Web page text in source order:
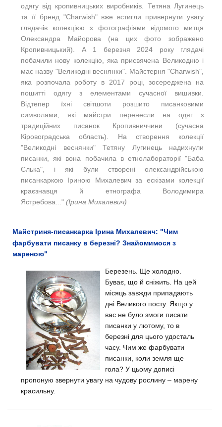
одягу від кропивницьких виробників. Тетяна Лугинець
та її бренд "Charwish" вже встигли привернути увагу
глядачів колекцією з фотографіями відомого митця
Олександра Майорова (на цих фото зображено
Кропивницький). А 1 березня 2024 року глядачі
побачили нову колекцію, яка присвячена Великодню і
має назву "Великодні веснянки". Майстерня "Charwish",
яка розпочала роботу в 2017 році, зосереджена на
пошитті одягу з елементами сучасної вишивки.
Відтепер їхні світшоти розшито писанковими
символами, які майстри перенесли на одяг з
традиційних писанок Кропивниччини (сучасна
Кіровоградська область). На створення колекції
"Великодні веснянки" Тетяну Лугинець надихнули
писанки, які вона побачила в етнолабораторії "Баба
Єлька", і які були створені олександрійською
писанкаркою Іриною Михалевич за ескізами колекції
краєзнавця й етнографа Володимира
Ястребова..." (Ірина Михалевич)
Майстриня-писанкарка Ірина Михалевич: "Чим
фарбувати писанку в березні? Знайомимося з
мареною"
Березень. Ще холодно.
Буває, що й сніжить. На цей
місяць завжди припадають
дні Великого посту. Якщо у
вас не було змоги писати
писанки у лютому, то в
березні для цього удосталь
часу. Чим же фарбувати
писанки, коли земля ще
гола? У цьому дописі
пропоную звернути увагу на чудову рослину – марену
красильну.